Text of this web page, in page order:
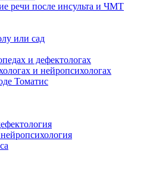
речи после инсульта и ЧМТ
или сад
и дефектологах
и нейропсихологах
Томатис